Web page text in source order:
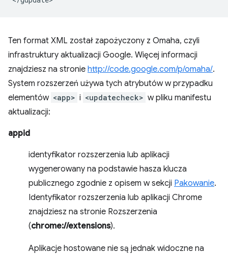
Ten format XML został zapożyczony z Omaha, czyli
infrastruktury aktualizacji Google. Więcej informacji
znajdziesz na stronie http://code.google.com/p/omaha/.
System rozszerzeń używa tych atrybutów w przypadku
elementów <app> i <updatecheck> w pliku manifestu
aktualizacji:
appid
identyfikator rozszerzenia lub aplikacji
wygenerowany na podstawie hasza klucza
publicznego zgodnie z opisem w sekcji Pakowanie.
Identyfikator rozszerzenia lub aplikacji Chrome
znajdziesz na stronie Rozszerzenia
(chrome://extensions).
Aplikacje hostowane nie są jednak widoczne na